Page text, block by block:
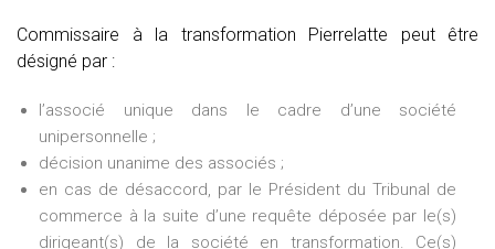
Commissaire à la transformation Pierrelatte peut être
désigné par :
l’associé unique dans le cadre d’une société
unipersonnelle ;
décision unanime des associés ;
en cas de désaccord, par le Président du Tribunal de
commerce à la suite d’une requête déposée par le(s)
dirigeant(s) de la société en transformation. Ce(s)